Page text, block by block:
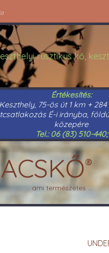
rusztikus kő,
Értékesítés:
75-ös út 1 km +
É-i irányba,
közepére
Tel.: 06 (83) 510-440;
®
ami természetes ...